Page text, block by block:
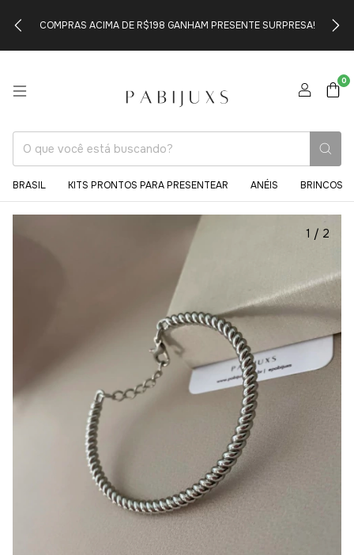
COMPRAS ACIMA DE R$198 GANHAM PRESENTE SURPRESA!
0
BRASIL KITS PRONTOS PARA PRESENTEAR ANÉIS BRINCOS
1 / 2